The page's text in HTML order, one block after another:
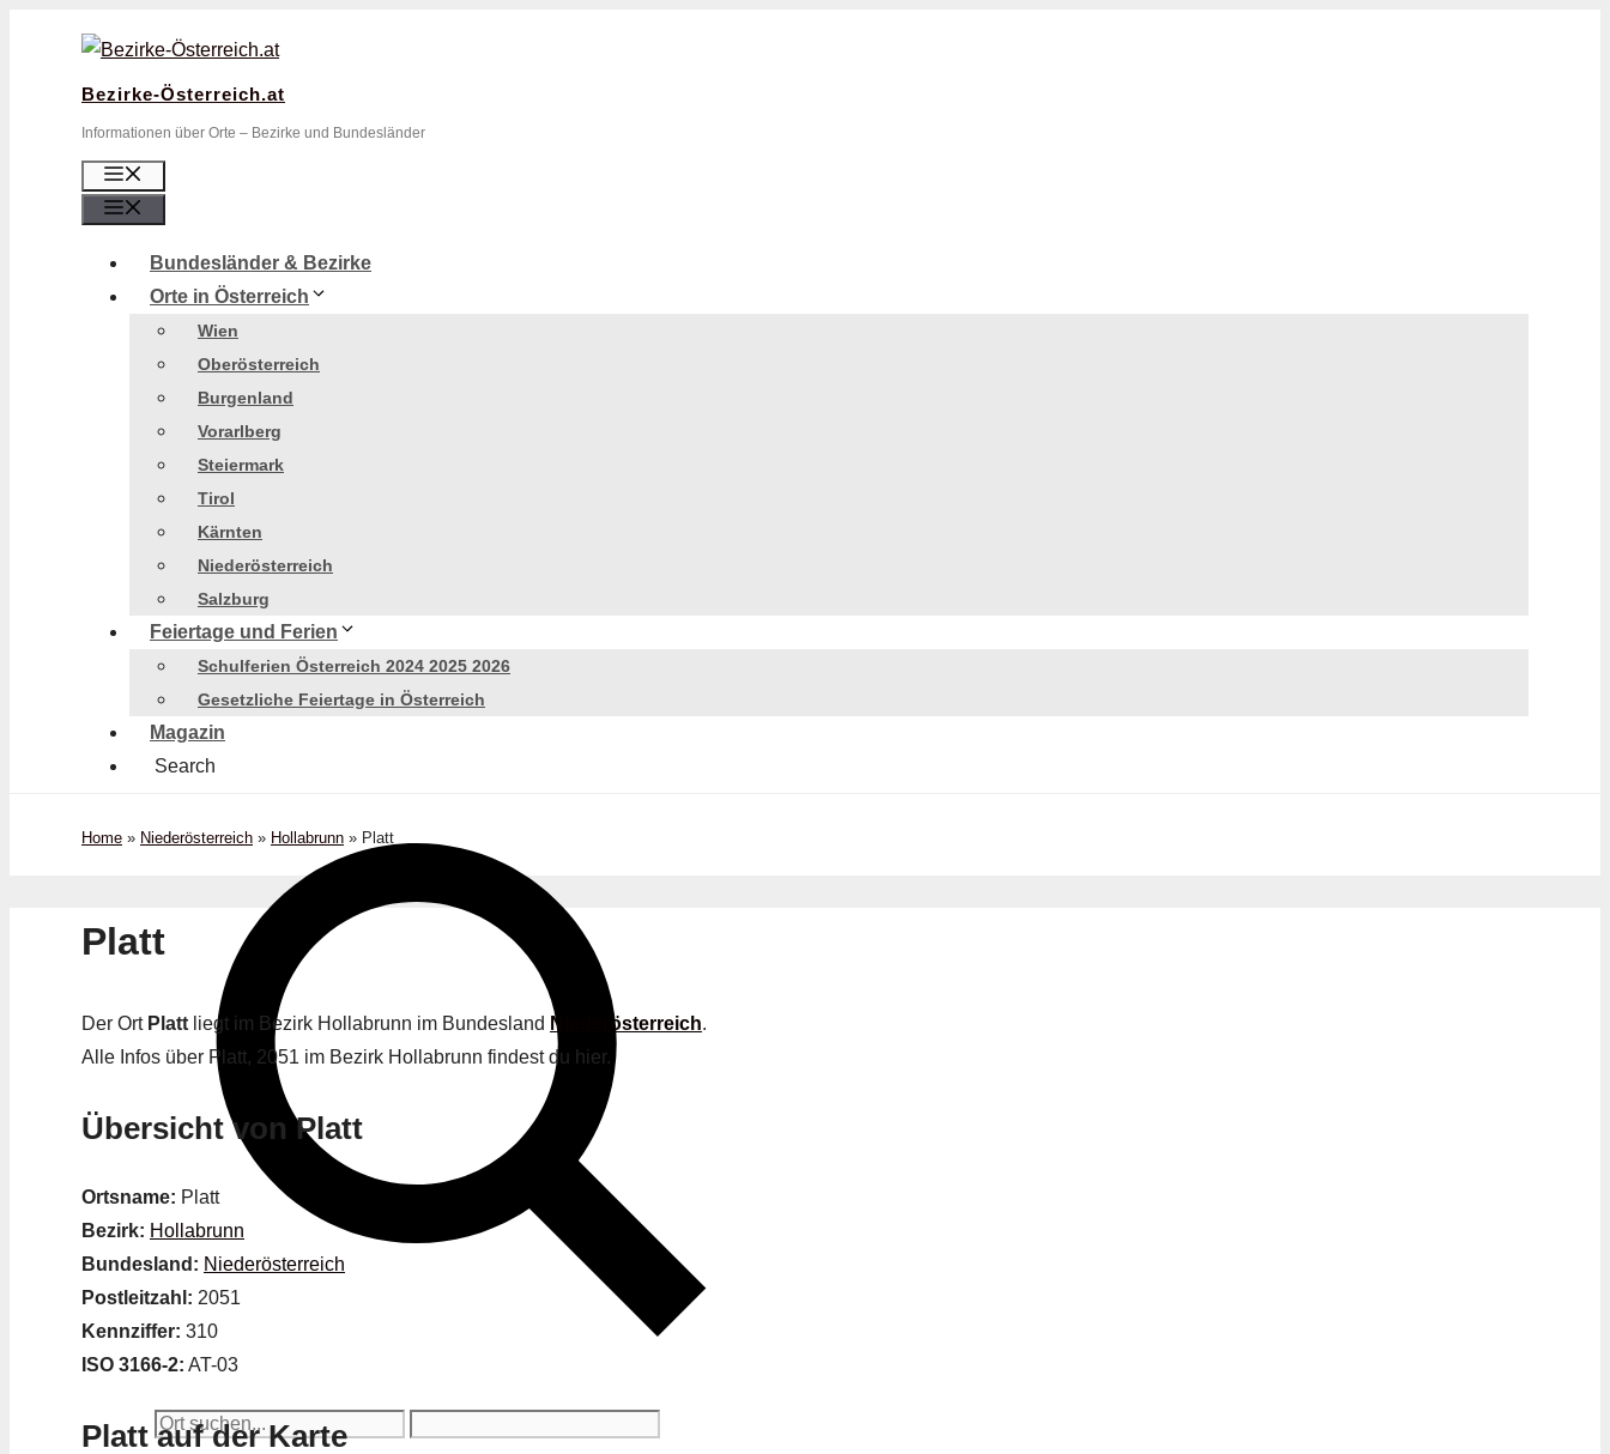
Bezirke-Österreich.at
Informationen über Orte – Bezirke und Bundesländer
Bundesländer & Bezirke
Orte in Österreich
Wien
Oberösterreich
Burgenland
Vorarlberg
Steiermark
Tirol
Kärnten
Niederösterreich
Salzburg
Feiertage und Ferien
Schulferien Österreich 2024 2025 2026
Gesetzliche Feiertage in Österreich
Magazin
Search
Home » Niederösterreich » Hollabrunn » Platt
Platt
Der Ort Platt liegt im Bezirk Hollabrunn im Bundesland Niederösterreich.
Alle Infos über Platt, 2051 im Bezirk Hollabrunn findest du hier.
Übersicht von Platt
Ortsname: Platt
Bezirk: Hollabrunn
Bundesland: Niederösterreich
Postleitzahl: 2051
Kennziffer: 310
ISO 3166-2: AT-03
Platt auf der Karte